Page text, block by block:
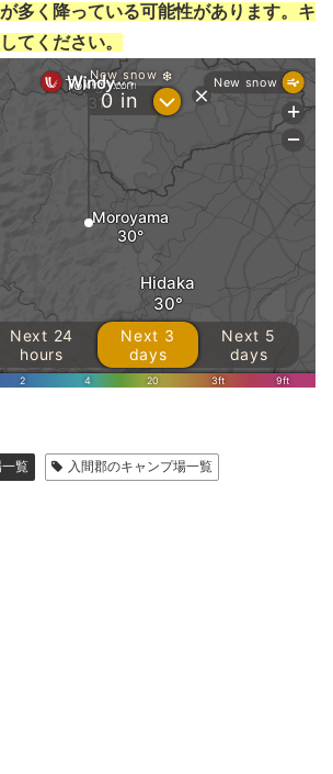
多く降っている可能性があります。キ
てください。
覧 入間郡のキャンプ場一覧